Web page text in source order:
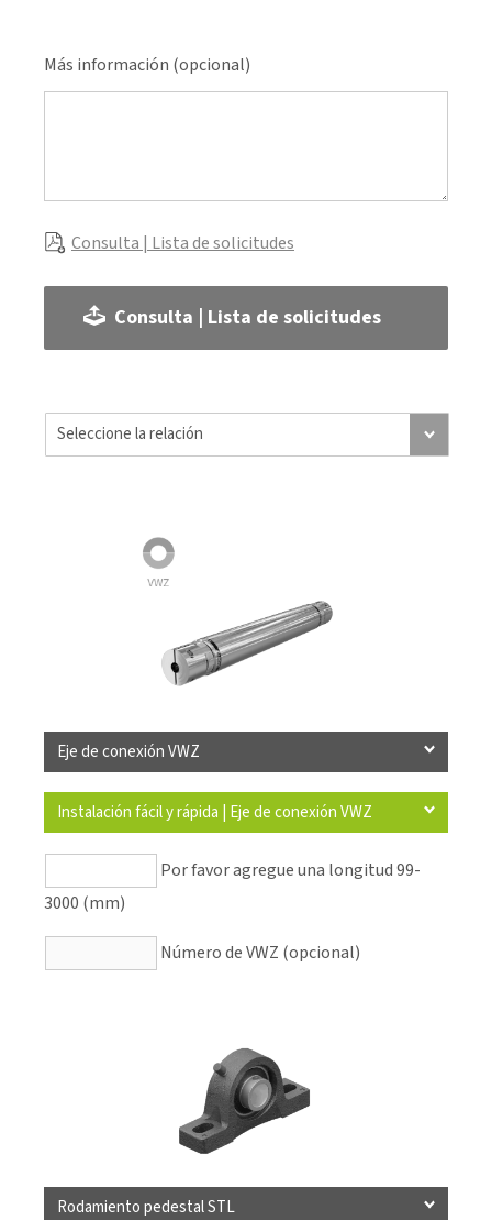
Más información (opcional)
Consulta | Lista de solicitudes
Consulta | Lista de solicitudes
Eje de conexión VWZ
Instalación fácil y rápida | Eje de conexión VWZ
Por favor agregue una longitud 99-
3000 (mm)
Número de VWZ (opcional)
Rodamiento pedestal STL